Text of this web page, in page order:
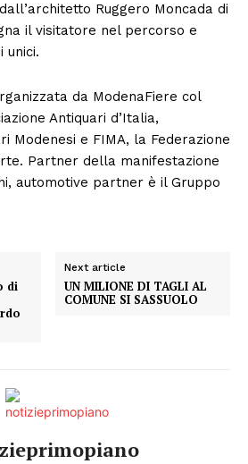
Ruggero Moncada di
il visitatore nel percorso e
unici.
da ModenaFiere col
Antiquari d’Italia,
Modenesi e FIMA, la Federazione
Partner della manifestazione
automotive partner è il Gruppo
di
Next article
UN MILIONE DI TAGLI AL
COMUNE SI SASSUOLO